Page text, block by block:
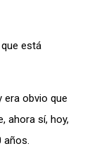
está
era obvio que
ahora sí, hoy,
años.